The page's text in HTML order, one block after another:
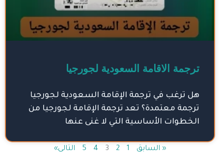
ترجمة الاقامة السعودية لجورجيا
هل ترغب في ترجمة الإقامة السعودية لجورجيا
ترجمة معتمدة؟ تعد ترجمة الإقامة لجورجيا من
الخطوات الأساسية التي لا غنى عنها
« السابق 1
2
3
4
5 التالى»